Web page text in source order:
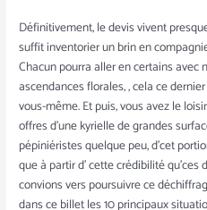
Définitivement, le devis vivent
suffit inventorier un brin en
Chacun pourra aller en certains avec
ascendances florales, , cela ce
vous-même. Et puis, vous avez le
offres d’une kyrielle de grandes
pépiniéristes quelque peu, d’cet
que à partir d’ cette crédibilité
convions vers poursuivre ce
dans ce billet les 10 principaux